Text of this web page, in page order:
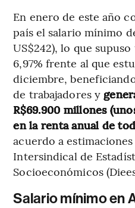
En enero de este año
país el salario mínimo
US$242), lo que
6,97% frente al que
diciembre,
de trabajadores y
R$69.900 millones
en la renta anual de
acuerdo a
Intersindical de
Socioeconómicos
Salario mínimo en